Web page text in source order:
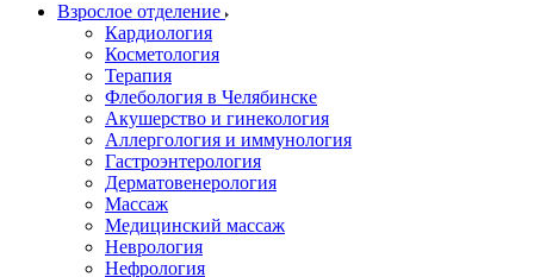
Взрослое отделение
Кардиология
Косметология
Терапия
Флебология в Челябинске
Акушерство и гинекология
Аллергология и иммунология
Гастроэнтерология
Дерматовенерология
Массаж
Медицинский массаж
Неврология
Нефрология